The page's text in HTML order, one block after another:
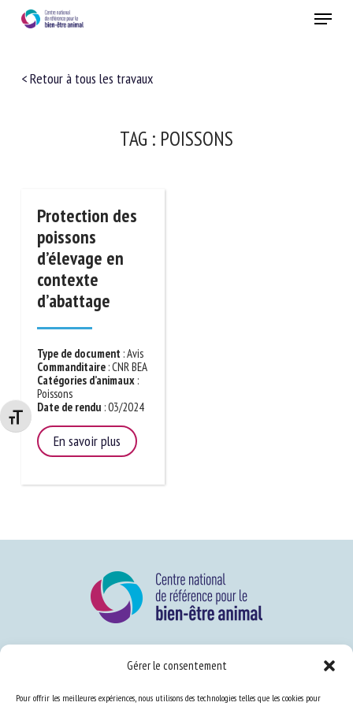
Gérer le consentement
Pour offrir les meilleures expériences, nous utilisons des technologies telles que les cookies pour
Changer la taille de la police
Menu
< Retour à tous les travaux
TAG : POISSONS
Protection des
poissons
d’élevage en
contexte
d’abattage
Type de document : Avis
Commanditaire: CNR BEA
Catégories d’animaux:
Poissons
Date de rendu : 03/2024
En savoir plus